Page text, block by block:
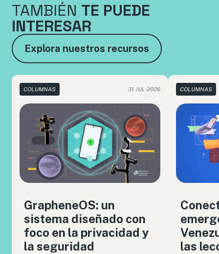
TAMBIÉN TE PUEDE
INTERESAR
Explora nuestros recursos
COLUMNAS 31 JUL 2026
GrapheneOS: un
sistema diseñado con
foco en la privacidad y
la seguridad
COLUMNAS
las